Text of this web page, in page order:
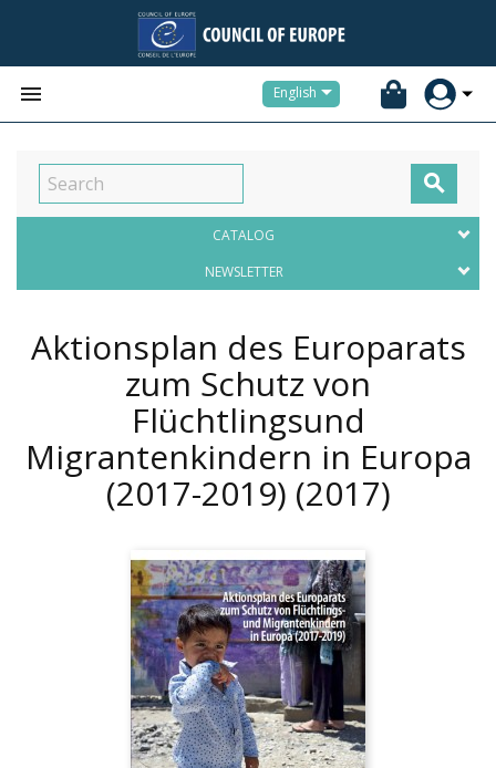
 English

CATALOG
NEWSLETTER
Aktionsplan des Europarats
zum Schutz von
Flüchtlingsund
Migrantenkindern in Europa
(2017-2019) (2017)